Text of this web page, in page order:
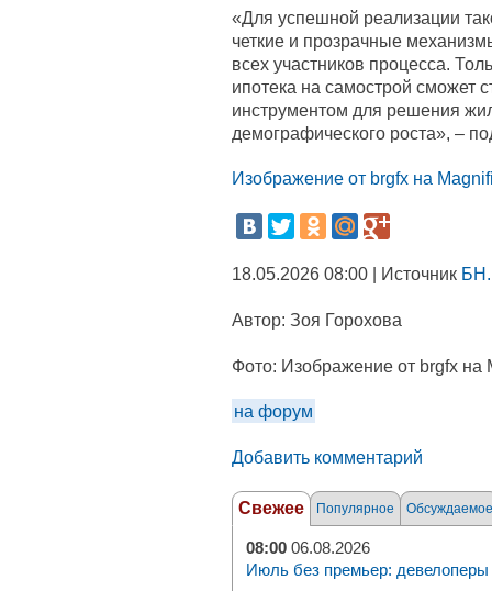
«Для успешной реализации
четкие и прозрачные
всех участников процесса.
ипотека на самострой сможет
инструментом для решения
демографического роста», –
Изображение от brgfx на
18.05.2026 08:00 | Источник
Автор: Зоя Горохова
Фото: Изображение от brgfx на
на форум
Добавить комментарий
Свежее Популярное Обсуждаемое
08:00 06.08.2026
Июль без премьер: девелоперы